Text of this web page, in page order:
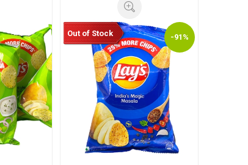
-91%
Out of Stock